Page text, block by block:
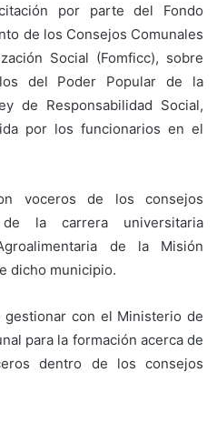
por parte del Fondo
de los Consejos Comunales
Social (Fomficc), sobre
del Poder Popular de la
de Responsabilidad Social,
por los funcionarios en el
voceros de los consejos
de la carrera universitaria
de la Misión
dicho municipio.
con el Ministerio de
para la formación acerca de
dentro de los consejos